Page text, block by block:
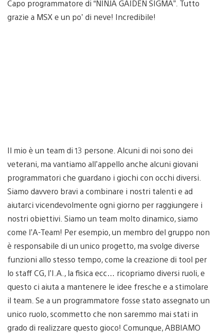
Capo programmatore di “NINJA GAIDEN SIGMA”. Tutto
grazie a MSX e un po’ di neve! Incredibile!
Il mio è un team di 13 persone. Alcuni di noi sono dei
veterani, ma vantiamo all’appello anche alcuni giovani
programmatori che guardano i giochi con occhi diversi.
Siamo davvero bravi a combinare i nostri talenti e ad
aiutarci vicendevolmente ogni giorno per raggiungere i
nostri obiettivi. Siamo un team molto dinamico, siamo
come l’A-Team! Per esempio, un membro del gruppo non
è responsabile di un unico progetto, ma svolge diverse
funzioni allo stesso tempo, come la creazione di tool per
lo staff CG, l’I.A., la fisica ecc… ricopriamo diversi ruoli, e
questo ci aiuta a mantenere le idee fresche e a stimolare
il team. Se a un programmatore fosse stato assegnato un
unico ruolo, scommetto che non saremmo mai stati in
grado di realizzare questo gioco! Comunque, ABBIAMO